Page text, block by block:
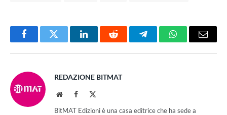
FacebookTwitter LinkedInReddit TelegramWhatsAppEmail
REDAZIONE BITMAT
WebsiteFacebook
BitMAT Edizioni è una casa editrice che ha sede a